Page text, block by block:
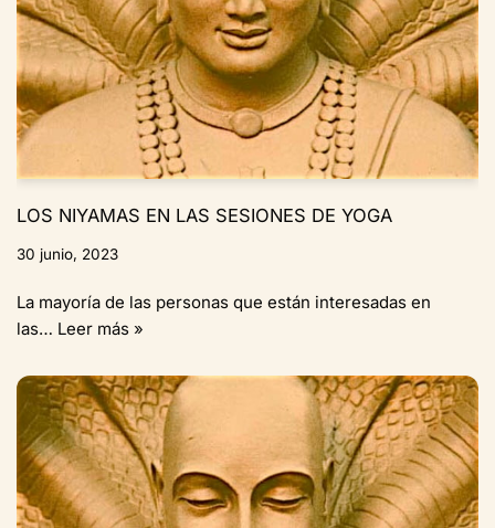
LOS NIYAMAS EN LAS SESIONES DE YOGA
30 junio, 2023
La mayoría de las personas que están interesadas en
las… Leer más »